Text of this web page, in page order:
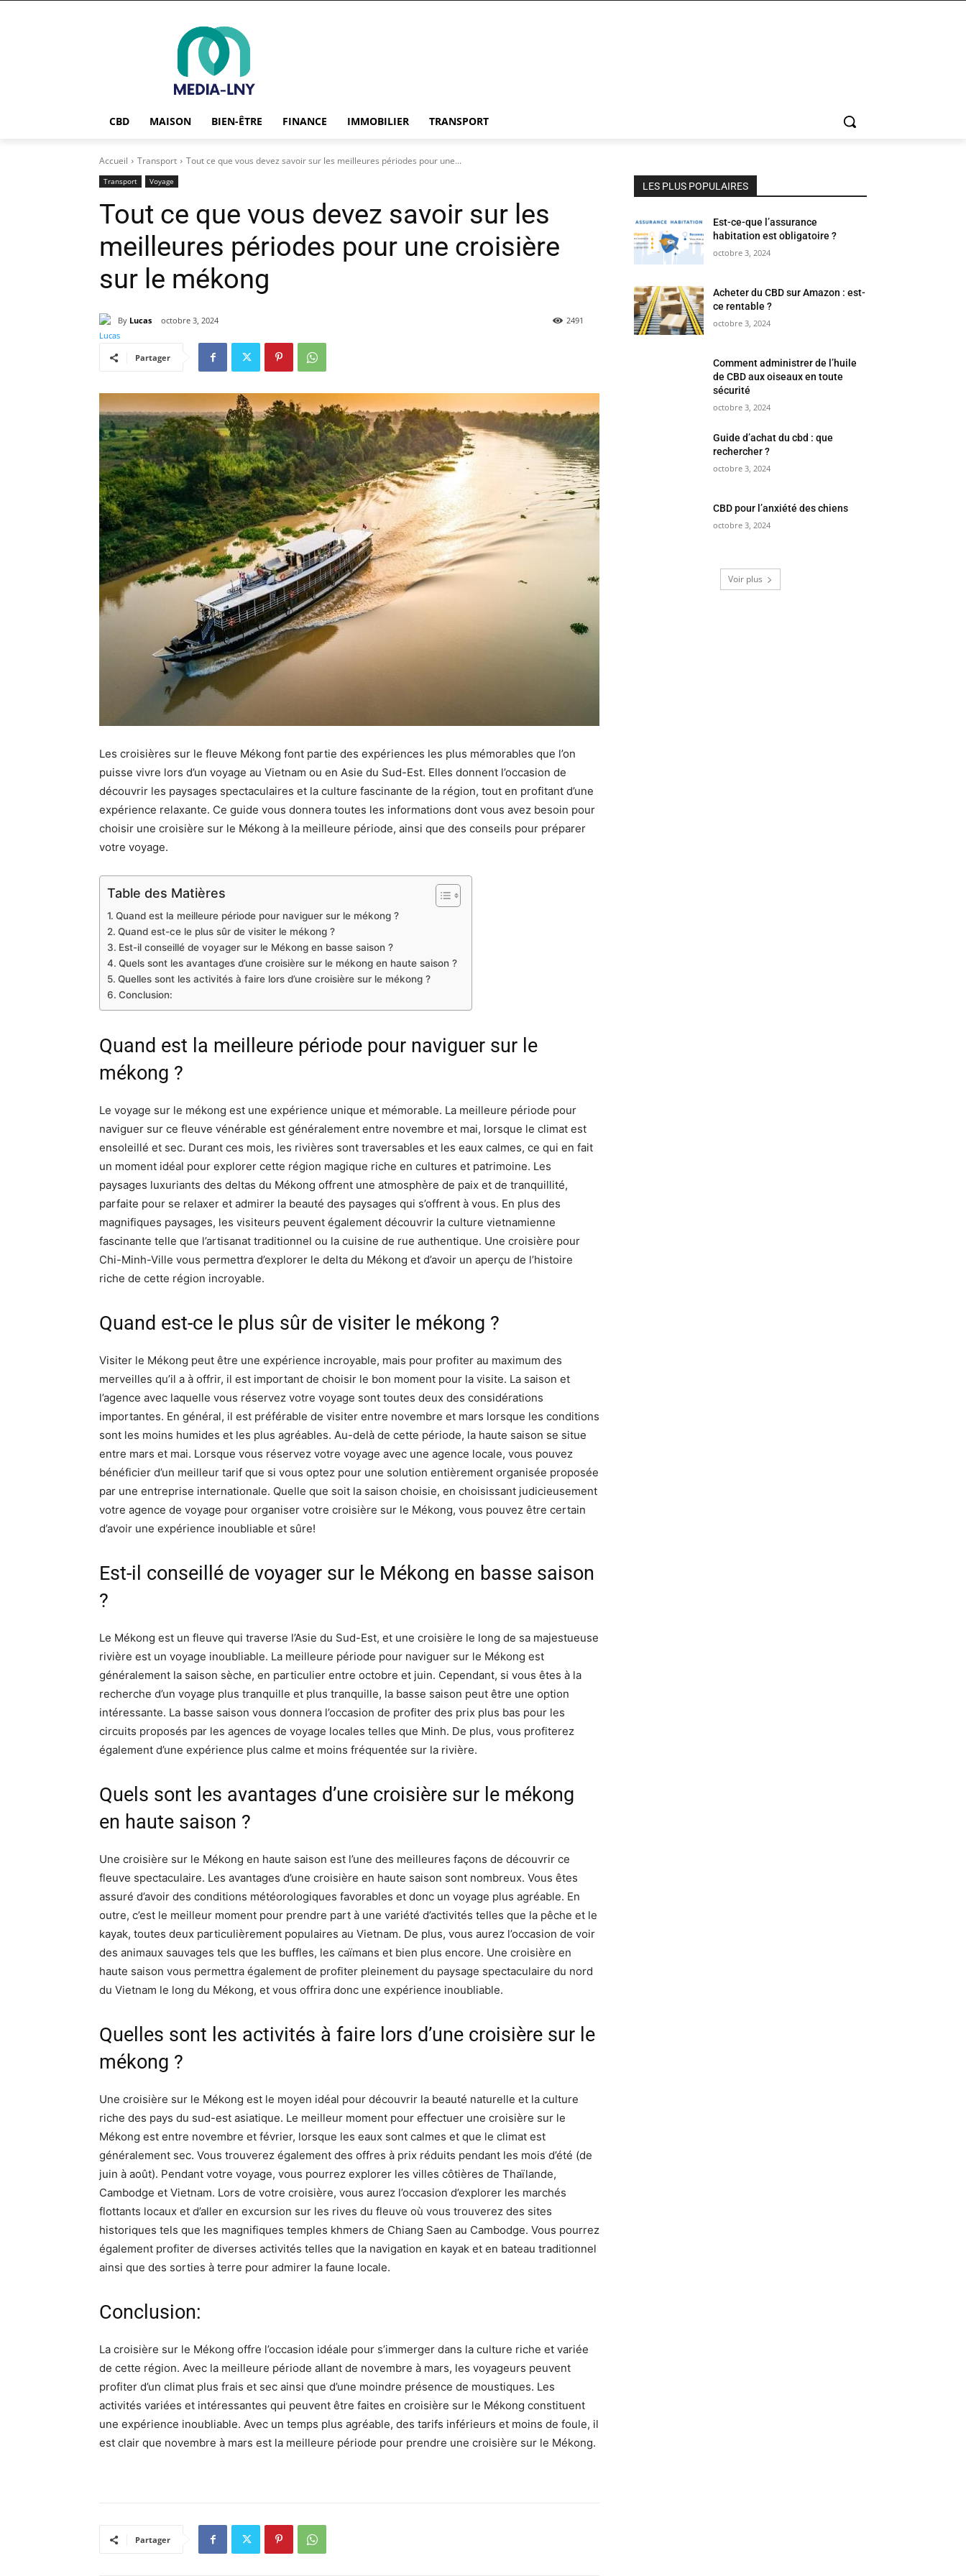
CBD MAISON BIEN-ÊTRE FINANCE IMMOBILIER TRANSPORT
Accueil Transport Tout ce que vous devez savoir sur les meilleures périodes pour une...
Transport Voyage
Tout ce que vous devez savoir sur les
meilleures périodes pour une croisière
sur le mékong
By Lucas octobre 3, 2024 2491
Partager
Les croisières sur le fleuve Mékong font partie des expériences les plus mémorables que l’on
puisse vivre lors d’un voyage au Vietnam ou en Asie du Sud-Est. Elles donnent l’occasion de
découvrir les paysages spectaculaires et la culture fascinante de la région, tout en profitant d’une
expérience relaxante. Ce guide vous donnera toutes les informations dont vous avez besoin pour
choisir une croisière sur le Mékong à la meilleure période, ainsi que des conseils pour préparer
votre voyage.
Table des Matières
Quand est la meilleure période pour naviguer sur le mékong ?
Quand est-ce le plus sûr de visiter le mékong ?
Est-il conseillé de voyager sur le Mékong en basse saison ?
Quels sont les avantages d’une croisière sur le mékong en haute saison ?
Quelles sont les activités à faire lors d’une croisière sur le mékong ?
Conclusion:
Quand est la meilleure période pour naviguer sur le
mékong ?
Le voyage sur le mékong est une expérience unique et mémorable. La meilleure période pour
naviguer sur ce fleuve vénérable est généralement entre novembre et mai, lorsque le climat est
ensoleillé et sec. Durant ces mois, les rivières sont traversables et les eaux calmes, ce qui en fait
un moment idéal pour explorer cette région magique riche en cultures et patrimoine. Les
paysages luxuriants des deltas du Mékong offrent une atmosphère de paix et de tranquillité,
parfaite pour se relaxer et admirer la beauté des paysages qui s’offrent à vous. En plus des
magnifiques paysages, les visiteurs peuvent également découvrir la culture vietnamienne
fascinante telle que l’artisanat traditionnel ou la cuisine de rue authentique. Une croisière pour
Chi-Minh-Ville vous permettra d’explorer le delta du Mékong et d’avoir un aperçu de l’histoire
riche de cette région incroyable.
Quand est-ce le plus sûr de visiter le mékong ?
Visiter le Mékong peut être une expérience incroyable, mais pour profiter au maximum des
merveilles qu’il a à offrir, il est important de choisir le bon moment pour la visite. La saison et
l’agence avec laquelle vous réservez votre voyage sont toutes deux des considérations
importantes. En général, il est préférable de visiter entre novembre et mars lorsque les conditions
sont les moins humides et les plus agréables. Au-delà de cette période, la haute saison se situe
entre mars et mai. Lorsque vous réservez votre voyage avec une agence locale, vous pouvez
bénéficier d’un meilleur tarif que si vous optez pour une solution entièrement organisée proposée
par une entreprise internationale. Quelle que soit la saison choisie, en choisissant judicieusement
votre agence de voyage pour organiser votre croisière sur le Mékong, vous pouvez être certain
d’avoir une expérience inoubliable et sûre!
Est-il conseillé de voyager sur le Mékong en basse saison
?
Le Mékong est un fleuve qui traverse l’Asie du Sud-Est, et une croisière le long de sa majestueuse
rivière est un voyage inoubliable. La meilleure période pour naviguer sur le Mékong est
généralement la saison sèche, en particulier entre octobre et juin. Cependant, si vous êtes à la
recherche d’un voyage plus tranquille et plus tranquille, la basse saison peut être une option
intéressante. La basse saison vous donnera l’occasion de profiter des prix plus bas pour les
circuits proposés par les agences de voyage locales telles que Minh. De plus, vous profiterez
également d’une expérience plus calme et moins fréquentée sur la rivière.
Quels sont les avantages d’une croisière sur le mékong
en haute saison ?
Une croisière sur le Mékong en haute saison est l’une des meilleures façons de découvrir ce
fleuve spectaculaire. Les avantages d’une croisière en haute saison sont nombreux. Vous êtes
assuré d’avoir des conditions météorologiques favorables et donc un voyage plus agréable. En
outre, c’est le meilleur moment pour prendre part à une variété d’activités telles que la pêche et le
kayak, toutes deux particulièrement populaires au Vietnam. De plus, vous aurez l’occasion de voir
des animaux sauvages tels que les buffles, les caïmans et bien plus encore. Une croisière en
haute saison vous permettra également de profiter pleinement du paysage spectaculaire du nord
du Vietnam le long du Mékong, et vous offrira donc une expérience inoubliable.
Quelles sont les activités à faire lors d’une croisière sur le
mékong ?
Une croisière sur le Mékong est le moyen idéal pour découvrir la beauté naturelle et la culture
riche des pays du sud-est asiatique. Le meilleur moment pour effectuer une croisière sur le
Mékong est entre novembre et février, lorsque les eaux sont calmes et que le climat est
généralement sec. Vous trouverez également des offres à prix réduits pendant les mois d’été (de
juin à août). Pendant votre voyage, vous pourrez explorer les villes côtières de Thaïlande,
Cambodge et Vietnam. Lors de votre croisière, vous aurez l’occasion d’explorer les marchés
flottants locaux et d’aller en excursion sur les rives du fleuve où vous trouverez des sites
historiques tels que les magnifiques temples khmers de Chiang Saen au Cambodge. Vous pourrez
également profiter de diverses activités telles que la navigation en kayak et en bateau traditionnel
ainsi que des sorties à terre pour admirer la faune locale.
Conclusion:
La croisière sur le Mékong offre l’occasion idéale pour s’immerger dans la culture riche et variée
de cette région. Avec la meilleure période allant de novembre à mars, les voyageurs peuvent
profiter d’un climat plus frais et sec ainsi que d’une moindre présence de moustiques. Les
activités variées et intéressantes qui peuvent être faites en croisière sur le Mékong constituent
une expérience inoubliable. Avec un temps plus agréable, des tarifs inférieurs et moins de foule, il
est clair que novembre à mars est la meilleure période pour prendre une croisière sur le Mékong.
Partager
LES PLUS POPULAIRES
Est-ce-que l’assurance
habitation est obligatoire ?
octobre 3, 2024
Acheter du CBD sur Amazon : est-
ce rentable ?
octobre 3, 2024
Comment administrer de l’huile
de CBD aux oiseaux en toute
sécurité
octobre 3, 2024
Guide d’achat du cbd : que
rechercher ?
octobre 3, 2024
CBD pour l’anxiété des chiens
octobre 3, 2024
Voir plus